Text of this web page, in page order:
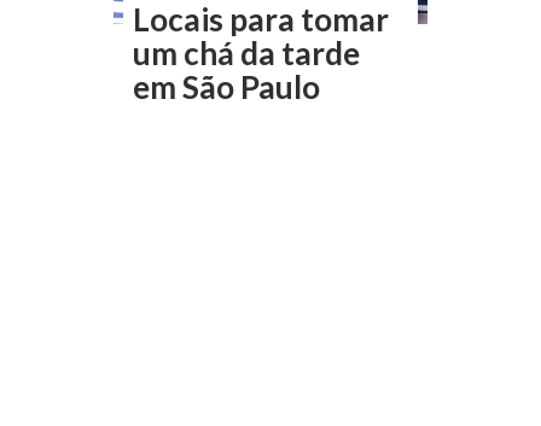
Locais para tomar
um chá da tarde
em São Paulo